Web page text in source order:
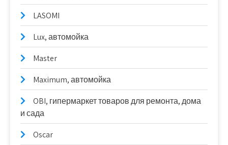
LASOMI
Lux, автомойка
Master
Maximum, автомойка
OBI, гипермаркет товаров для ремонта, дома
и сада
Oscar